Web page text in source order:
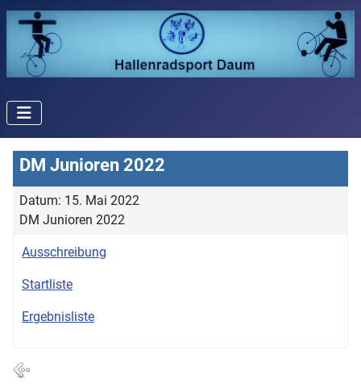
DM Junioren 2022
Datum: 15. Mai 2022
DM Junioren 2022
Ausschreibung
Startliste
Ergebnisliste